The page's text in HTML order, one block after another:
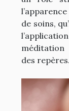
de soins,
des